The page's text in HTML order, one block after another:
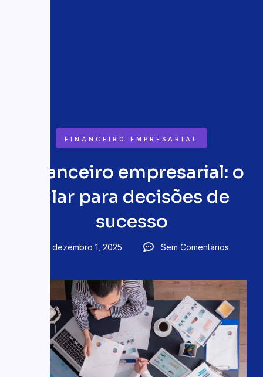
FINANCEIRO EMPRESARIAL
Financeiro empresarial: o
pilar para decisões de
sucesso
dezembro 1, 2025 Sem Comentários